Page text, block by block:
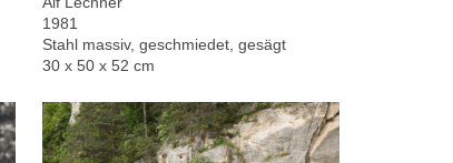
1981
Stahl massiv, geschmiedet, gesägt
30 x 50 x 52 cm